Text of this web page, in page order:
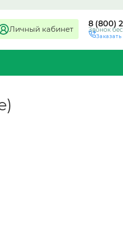
Личный кабинет
8 (800)
Звонок